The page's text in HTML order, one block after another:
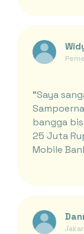
“Saya
bangga
25 Juta
Mobile